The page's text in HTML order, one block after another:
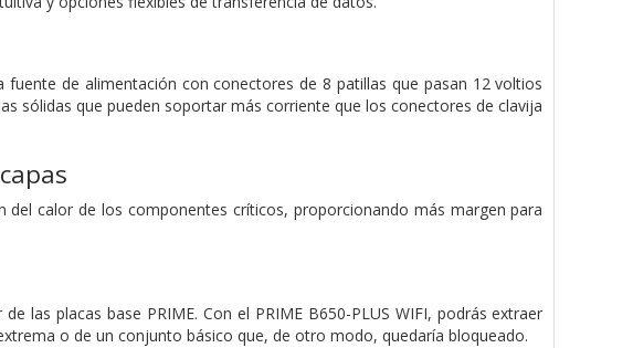
de alimentación con conectores de 8 patillas que pasan 12 voltios
sólidas que pueden soportar más corriente que los conectores de clavija
calor de los componentes críticos, proporcionando más margen para
las placas base PRIME. Con el PRIME B650-PLUS WIFI, podrás extraer
o de un conjunto básico que, de otro modo, quedaría bloqueado.